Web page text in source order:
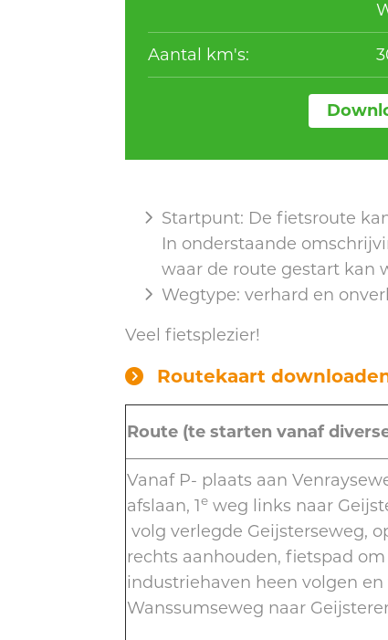
Aantal km's:
Startpunt: De fietsroute
In onderstaande
waar de route gestart kan
Wegtype: verhard en
Veel fietsplezier!
Routekaart
Route (te starten vanaf
Vanaf P- plaats aan
afslaan, 1e weg links naar
volg verlegde Geijsterseweg,
rechts aanhouden, fietspad om
industriehaven heen volgen en
Wanssumseweg naar